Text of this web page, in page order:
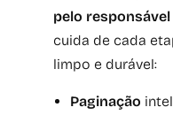
pelo
cuida de cada
limpo e durável:
Paginação